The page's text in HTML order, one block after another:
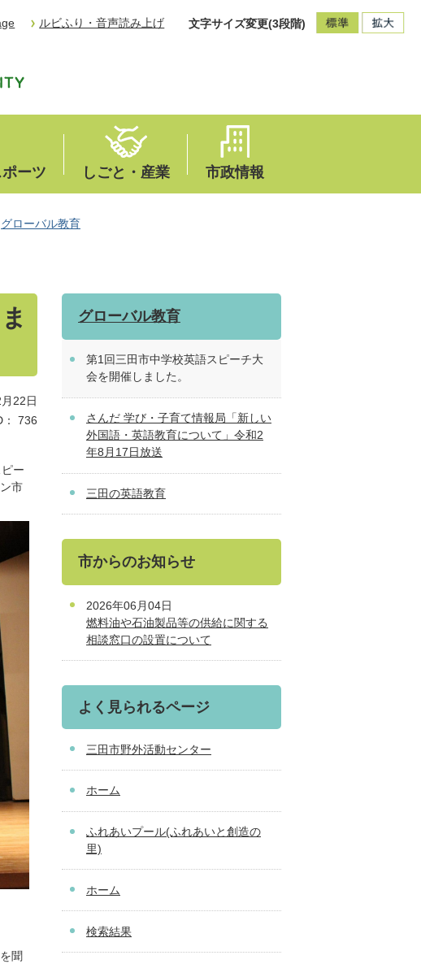
ルビふり・音声読み上げ 文字サイズ変更(3段階)
ーツ しごと・産業 市政情報
グローバル教育
22日
736
ー
市
聞
グローバル教育
第1回三田市中学校英語スピーチ大
会を開催しました。
さんだ 学び・子育て情報局「新しい
外国語・英語教育について」令和2
年8月17日放送
三田の英語教育
市からのお知らせ
2026年06月04日
燃料油や石油製品等の供給に関する
相談窓口の設置について
よく見られるページ
三田市野外活動センター
ホーム
ふれあいプール(ふれあいと創造の
里)
ホーム
検索結果